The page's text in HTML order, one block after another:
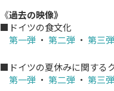
《過去の映像》
■ドイツの食文化
第一弾 ・ 第二弾 ・ 第三弾
■ドイツの夏休みに関する
第一弾 ・ 第二弾 ・ 第三弾